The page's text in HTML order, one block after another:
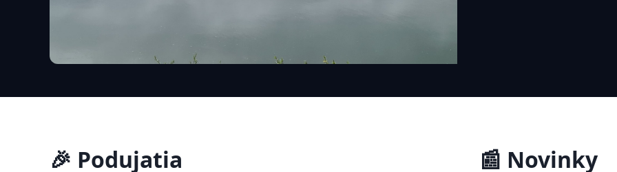
🎉 Podujatia 📰 Novinky